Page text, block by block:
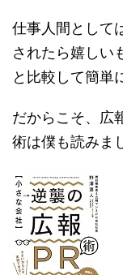
仕事人間として
されたら嬉しい
と比較して簡単
だからこそ、広
術は僕も読みま